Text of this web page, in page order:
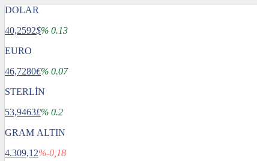
DOLAR
40,2592$% 0.13
EURO
46,7280€% 0.07
STERLİN
53,9463£% 0.2
GRAM ALTIN
4.309,12%-0,18